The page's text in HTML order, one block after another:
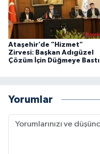
Ataşehir’de "Hizmet"
Zirvesi: Başkan Adıgüzel
Çözüm İçin Düğmeye Bastı
Yorumlar